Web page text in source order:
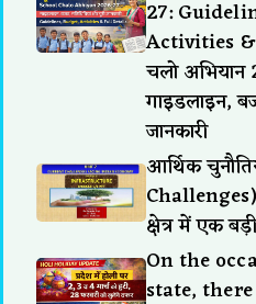
27:
Activities
चलो
गाइडलाइन,
जानकारी
आर्थिक
क्षेत्र में एक
On the
state,